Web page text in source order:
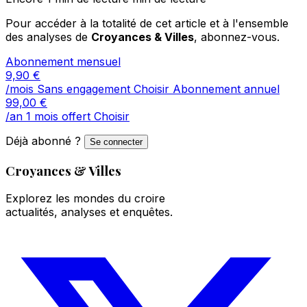
Pour accéder à la totalité de cet article et à l'ensemble
des analyses de Croyances & Villes, abonnez-vous.
Abonnement mensuel
9,90 €
/mois Sans engagement Choisir Abonnement annuel
99,00 €
/an 1 mois offert Choisir
Déjà abonné ?
Se connecter
Croyances & Villes
Explorez les mondes du croire
actualités, analyses et enquêtes.